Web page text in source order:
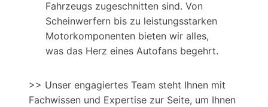
Fahrzeugs zugeschnitten sind. Von
Scheinwerfern bis zu leistungsstarken
Motorkomponenten bieten wir alles,
was das Herz eines Autofans begehrt.
>> Unser engagiertes Team steht Ihnen mit
Fachwissen und Expertise zur Seite, um Ihnen